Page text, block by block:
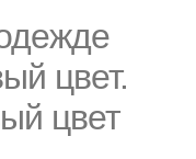
цвет.
цвет